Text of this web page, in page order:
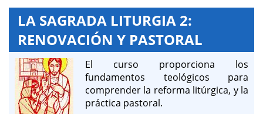
LA SAGRADA LITURGIA 2:
RENOVACIÓN Y PASTORAL
El curso proporciona los
fundamentos teológicos para
comprender la reforma litúrgica, y la
práctica pastoral.